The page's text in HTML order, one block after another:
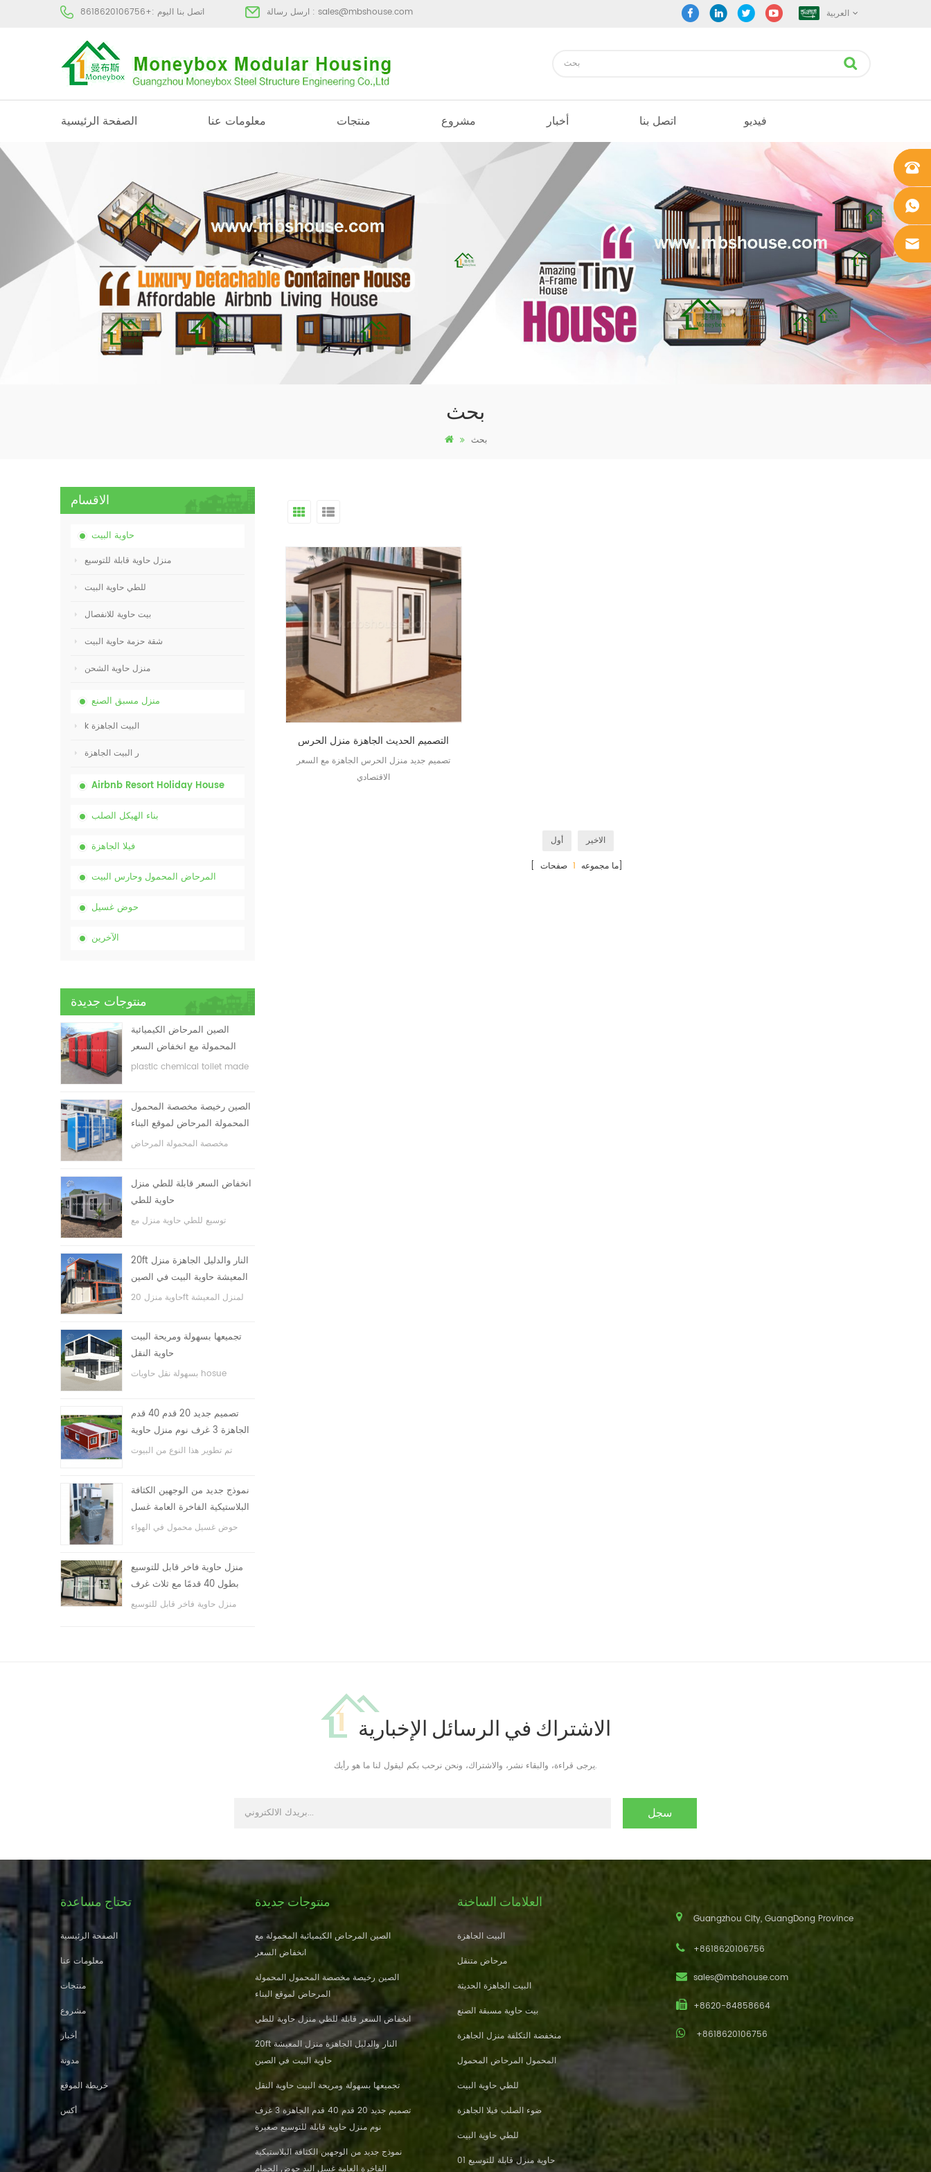
اتصل بنا اليوم :+8618620106756 ارسل رسالة : sales@mbshouse.com العربية
الصفحة الرئيسية معلومات عنا منتجات مشروع أخبار اتصل بنا فيديو
بحث
بحث
الاقسام
حاوية البيت
منزل حاوية قابلة للتوسيع
للطي حاوية البيت
بيت حاوية للانفصال
شقة حزمة حاوية البيت
منزل حاوية الشحن
منزل مسبق الصنع
k البيت الجاهزة
ر البيت الجاهزة
Airbnb Resort Holiday House
بناء الهيكل الصلب
فيلا الجاهزة
المرحاض المحمول وحارس البيت
حوض غسيل
الآخرين
منتوجات جديدة
الصين المرحاض الكيميائية
المحمولة مع انخفاض السعر
plastic chemical toilet made
الصين رخيصة مخصصة المحمول
المحمولة المرحاض لموقع البناء
مخصصة المحمولة المرحاض
انخفاض السعر قابلة للطي منزل
حاوية للطي
توسيع للطي حاوية منزل مع
20ft النار والدليل الجاهزة منزل
المعيشة حاوية البيت في الصين
حاوية منزل 20ft لمنزل المعيشة
تجميعها بسهولة ومريحة البيت
حاوية النقل
بسهولة نقل حاويات hosue
تصميم جديد 20 قدم 40 قدم
الجاهزة 3 غرف نوم منزل حاوية
قابلة للتوسيع صغيرة
تم تطوير هذا النوع من البيوت
كهربائي.
نموذج جديد من الوجهين الكثافة
البلاستيكية الفاخرة العامة غسل
اليد حوض الحمام
حوض غسيل محمول في الهواء
منزل حاوية فاخر قابل للتوسيع
بطول 40 قدمًا مع ثلاث غرف
نوم
منزل حاوية فاخر قابل للتوسيع
التصميم الحديث الجاهزة منزل الحرس
تصميم جديد منزل الحرس الجاهزة مع السعر
الاقتصادي
أول
الاخير
[ ما مجموعه 1 صفحات]
الاشتراك في الرسائل الإخبارية
يرجى قراءة، والبقاء نشر، والاشتراك، ونحن نرحب بكم ليقول لنا ما هو رأيك.
تحتاج مساعدة
الصفحة الرئيسية
معلومات عنا
منتجات
مشروع
أخبار
مدونة
خريطة الموقع
أكس
منتوجات جديدة
الصين المرحاض الكيميائية المحمولة مع
انخفاض السعر
الصين رخيصة مخصصة المحمول المحمولة
المرحاض لموقع البناء
انخفاض السعر قابلة للطي منزل حاوية للطي
20ft النار والدليل الجاهزة منزل المعيشة
حاوية البيت في الصين
تجميعها بسهولة ومريحة البيت حاوية النقل
تصميم جديد 20 قدم 40 قدم الجاهزة 3 غرف
نوم منزل حاوية قابلة للتوسيع صغيرة
نموذج جديد من الوجهين الكثافة البلاستيكية
الفاخرة العامة غسل اليد حوض الحمام
العلامات الساخنة
البيت الجاهزة
مرحاض متنقل
البيت الجاهزة الحديثة
بيت حاوية مسبقة الصنع
منخفضة التكلفة منزل الجاهزة
المحمول المرحاض المحمول
للطي حاوية البيت
ضوء الصلب فيلا الجاهزة
للطي حاوية البيت
حاوية منزل قابلة للتوسيع 01
Guangzhou City, GuangDong Province
+8618620106756
sales@mbshouse.com
+8620-84858664
+8618620106756
+861862
0106756
+861862
0106756
sales@
mbshou
se.com